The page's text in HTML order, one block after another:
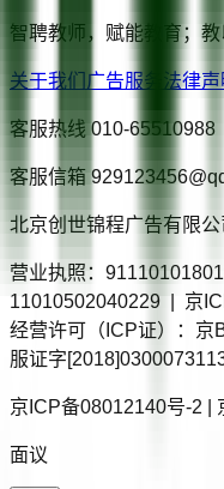
智聘教师，赋能教育；教
关于我们 广告服务 法律声
客服热线 010-65510988
客服信箱
北京创世锦程广告有限
营业执照：
11010502040229 | 京
经营许可（ICP证）：
服证字
京ICP备08012140号-2 |
面议